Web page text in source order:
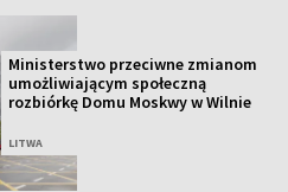
Ministerstwo przeciwne zmianom
umożliwiającym społeczną
rozbiórkę Domu Moskwy w Wilnie
LITWA